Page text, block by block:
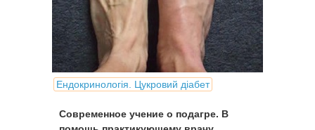
Ендокринологія. Цукровий діабет
Современное учение о подагре. В